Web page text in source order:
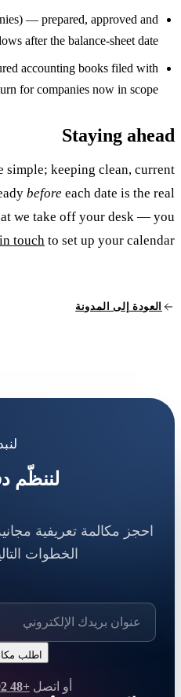
— prepared, approved and
after the balance-sheet date.
accounting books filed with
for companies now in scope.
Staying ahead
simple; keeping clean, current
before each date is the real
we take off your desk — you
touch to set up your calendar.
العودة إلى المدونة
لننظّم
احجز مكالمة تعريفية
الخطوات
اطلب
أو اتصل+48 692 413 475